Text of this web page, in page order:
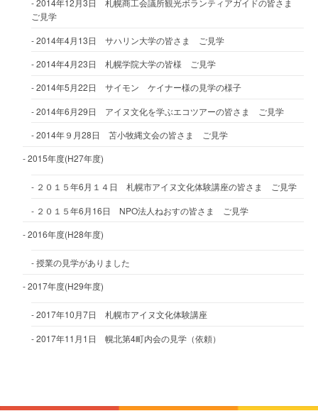
2014年12月3日 札幌商工会議所観光ボランティアガイドの皆さま
ご見学
2014年4月13日 サハリン大学の皆さま ご見学
2014年4月23日 札幌学院大学の皆様 ご見学
2014年5月22日 サイモン ケイナー様の見学の様子
2014年6月29日 アイヌ文化を学ぶエコツアーの皆さま ご見学
2014年９月28日 苫小牧縄文会の皆さま ご見学
2015年度(H27年度)
２０１５年6月１４日 札幌市アイヌ文化体験講座の皆さま ご見学
２０１５年6月16日 NPO法人ねおすの皆さま ご見学
2016年度(H28年度)
授業の見学がありました
2017年度(H29年度)
2017年10月7日 札幌市アイヌ文化体験講座
2017年11月1日 幌北第4町内会の見学（依頼）